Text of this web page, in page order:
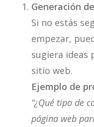
Generación
Si no estás
empezar,
sugiera ideas
sitio web.
Ejemplo de
“¿Qué tipo de
página web